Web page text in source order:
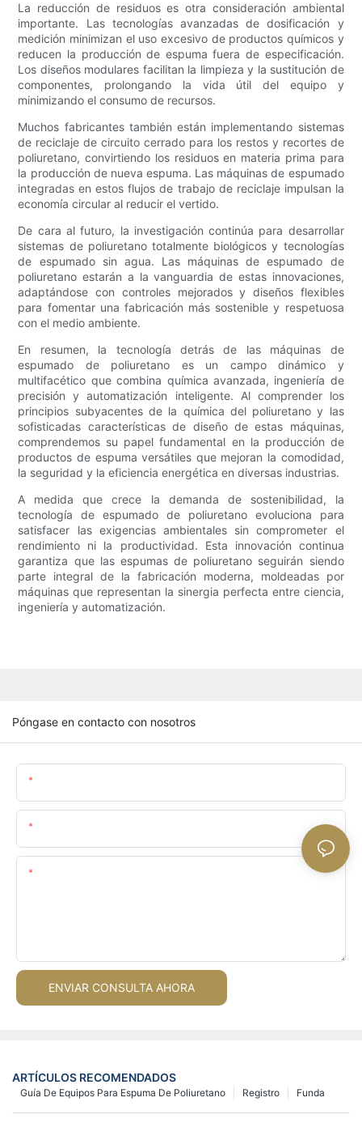
La reducción de residuos es otra consideración ambiental
importante. Las tecnologías avanzadas de dosificación y
medición minimizan el uso excesivo de productos químicos y
reducen la producción de espuma fuera de especificación.
Los diseños modulares facilitan la limpieza y la sustitución de
componentes, prolongando la vida útil del equipo y
minimizando el consumo de recursos.
Muchos fabricantes también están implementando sistemas
de reciclaje de circuito cerrado para los restos y recortes de
poliuretano, convirtiendo los residuos en materia prima para
la producción de nueva espuma. Las máquinas de espumado
integradas en estos flujos de trabajo de reciclaje impulsan la
economía circular al reducir el vertido.
De cara al futuro, la investigación continúa para desarrollar
sistemas de poliuretano totalmente biológicos y tecnologías
de espumado sin agua. Las máquinas de espumado de
poliuretano estarán a la vanguardia de estas innovaciones,
adaptándose con controles mejorados y diseños flexibles
para fomentar una fabricación más sostenible y respetuosa
con el medio ambiente.
En resumen, la tecnología detrás de las máquinas de
espumado de poliuretano es un campo dinámico y
multifacético que combina química avanzada, ingeniería de
precisión y automatización inteligente. Al comprender los
principios subyacentes de la química del poliuretano y las
sofisticadas características de diseño de estas máquinas,
comprendemos su papel fundamental en la producción de
productos de espuma versátiles que mejoran la comodidad,
la seguridad y la eficiencia energética en diversas industrias.
A medida que crece la demanda de sostenibilidad, la
tecnología de espumado de poliuretano evoluciona para
satisfacer las exigencias ambientales sin comprometer el
rendimiento ni la productividad. Esta innovación continua
garantiza que las espumas de poliuretano seguirán siendo
parte integral de la fabricación moderna, moldeadas por
máquinas que representan la sinergia perfecta entre ciencia,
ingeniería y automatización.
Póngase en contacto con nosotros
ENVIAR CONSULTA AHORA
ARTÍCULOS RECOMENDADOS
Funda
Registro
Guía De Equipos Para Espuma De Poliuretano